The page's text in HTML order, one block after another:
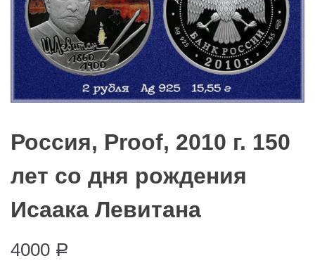
Россия, Proof, 2010 г. 150
лет со дня рождения
Исаака Левитана
4000 Р